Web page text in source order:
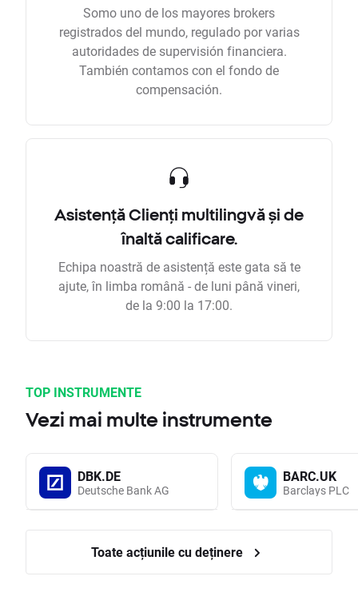
Somo uno de los mayores brokers
registrados del mundo, regulado por varias
autoridades de supervisión financiera.
También contamos con el fondo de
compensación.
Asistență Clienți multilingvă și de
înaltă calificare.
Echipa noastră de asistență este gata să te
ajute, în limba română - de luni până vineri,
de la 9:00 la 17:00.
TOP INSTRUMENTE
Vezi mai multe instrumente
DBK.DE
Deutsche Bank AG
BARC.UK
Barclays PLC
Toate acțiunile cu deținere